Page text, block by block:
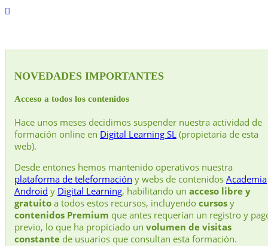
NOVEDADES IMPORTANTES
Acceso a todos los contenidos
Hace unos meses decidimos suspender nuestra actividad de
formación online en Digital Learning SL (propietaria de esta
web).
Desde entones hemos mantenido operativos nuestra
plataforma de teleformación y webs de contenidos Academia
Android y Digital Learning, habilitando un acceso libre y
gratuito a todos estos recursos, incluyendo cursos y
contenidos Premium que antes requerían un registro y
previo, lo que ha propiciado un volumen de visitas
constante de usuarios que consultan esta formación.